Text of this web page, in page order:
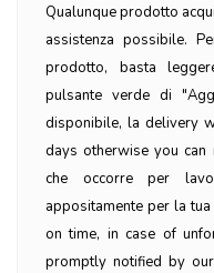
Qualunque prodotto
assistenza possibile.
prodotto, basta
pulsante verde di
disponibile, la delivery
days otherwise you can
che occorre per
appositamente per la
on time, in case of
promptly notified by